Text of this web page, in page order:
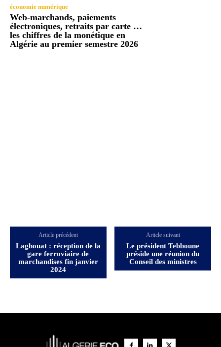
économie numérique
Web-marchands, paiements
électroniques, retraits par carte …
les chiffres de la monétique en
Algérie au premier semestre 2026
Article précédent
Laghouat : réception de la
gare ferroviaire de
marchandises fin janvier
2024
Article suivant
Le président Tebboune
préside une réunion du
Conseil des ministres